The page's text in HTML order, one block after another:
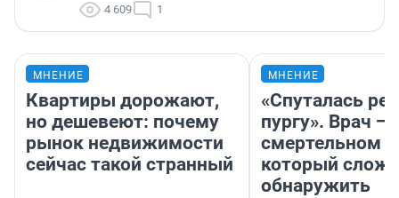
4 609 1
МНЕНИЕ
Квартиры дорожают,
но дешевеют: почему
рынок недвижимости
сейчас такой странный
МНЕНИЕ
«Спуталась
пургу». Врач —
смертельном
который
обнаружить